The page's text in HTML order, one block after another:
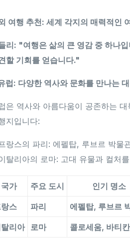
여행 추천: 세계 각지의 매력적인
리: "여행은 삶의 큰 영감 중 하나
할 기회를 얻습니다."
럽: 다양한 역사와 문화를 만나는
은 역사와 아름다움이 공존하는
지입니다:
랑스의 파리: 에펠탑, 루브르 박물
탈리아의 로마: 고대 유물과 컬처
국가 주요 도시 인기 명소
스 파리 에펠탑, 루브르
리아 로마 콜로세움, 바티